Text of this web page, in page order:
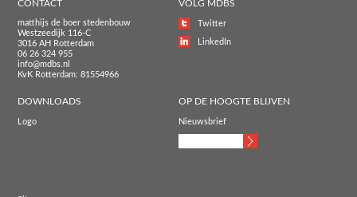
CONTACT
matthijs de boer stedenbouw
Westzeedijk 116-C
3016 AH Rotterdam
06 26 324 955
info@mdbs.nl
KvK Rotterdam: 81554966
VOLG MDBS
Twitter
LinkedIn
DOWNLOADS
Logo
OP DE HOOGTE BLIJVEN
Nieuwsbrief